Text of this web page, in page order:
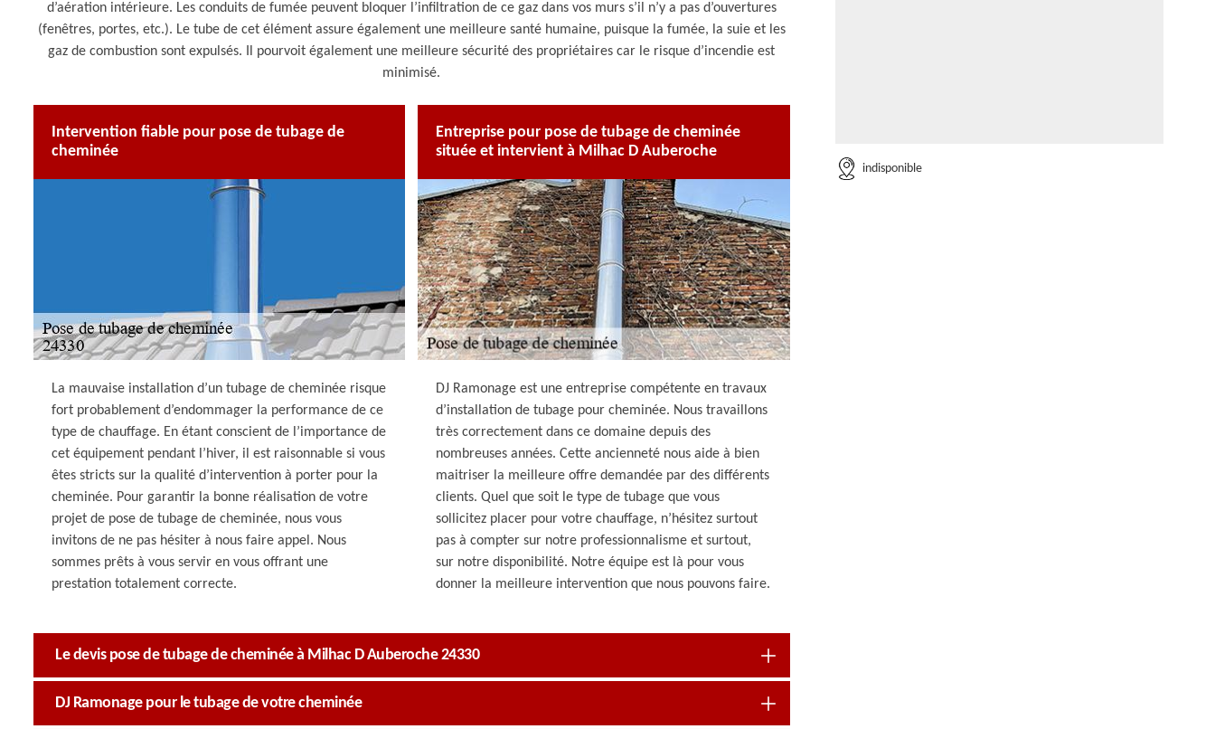
d’aération intérieure. Les conduits de fumée peuvent bloquer l’infiltration de ce gaz dans vos murs s’il n’y a pas d’ouvertures
(fenêtres, portes, etc.). Le tube de cet élément assure également une meilleure santé humaine, puisque la fumée, la suie et les
gaz de combustion sont expulsés. Il pourvoit également une meilleure sécurité des propriétaires car le risque d’incendie est
minimisé.
Intervention fiable pour pose de tubage de
cheminée
La mauvaise installation d’un tubage de cheminée risque
fort probablement d’endommager la performance de ce
type de chauffage. En étant conscient de l’importance de
cet équipement pendant l’hiver, il est raisonnable si vous
êtes stricts sur la qualité d’intervention à porter pour la
cheminée. Pour garantir la bonne réalisation de votre
projet de pose de tubage de cheminée, nous vous
invitons de ne pas hésiter à nous faire appel. Nous
sommes prêts à vous servir en vous offrant une
prestation totalement correcte.
Entreprise pour pose de tubage de cheminée
située et intervient à Milhac D Auberoche
DJ Ramonage est une entreprise compétente en travaux
d’installation de tubage pour cheminée. Nous travaillons
très correctement dans ce domaine depuis des
nombreuses années. Cette ancienneté nous aide à bien
maitriser la meilleure offre demandée par des différents
clients. Quel que soit le type de tubage que vous
sollicitez placer pour votre chauffage, n’hésitez surtout
pas à compter sur notre professionnalisme et surtout,
sur notre disponibilité. Notre équipe est là pour vous
donner la meilleure intervention que nous pouvons faire.
Le devis pose de tubage de cheminée à Milhac D Auberoche 24330
DJ Ramonage pour le tubage de votre cheminée
indisponible